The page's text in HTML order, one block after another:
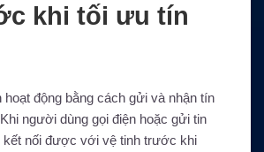
khi tối ưu tín
hoạt động bằng cách gửi và nhận tín
người dùng gọi điện hoặc gửi tin
kết nối được với vệ tinh trước khi